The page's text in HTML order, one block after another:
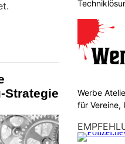
Strategie
Werbe
für Vereine,